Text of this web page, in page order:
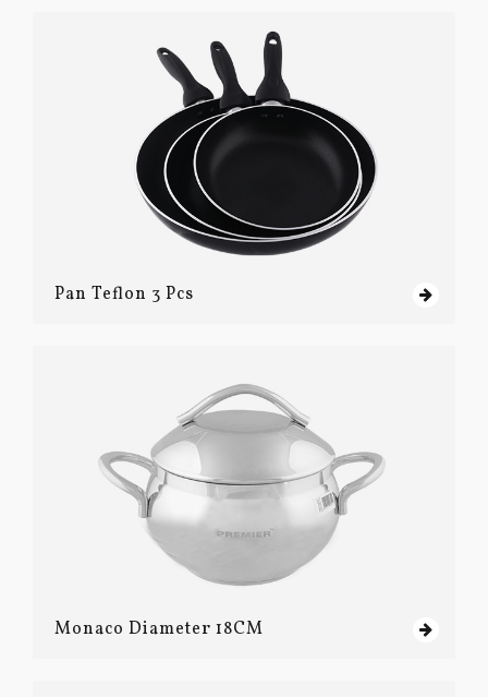
Pan Teflon 3 Pcs
Monaco Diameter 18CM